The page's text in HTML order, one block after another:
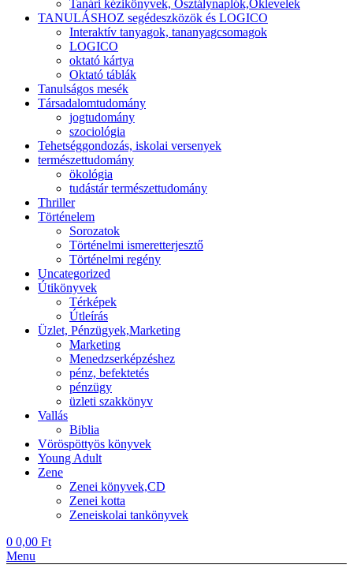
Tanári kézikönyvek, Osztálynaplók,Oklevelek
TANULÁSHOZ segédeszközök és LOGICO
Interaktív tanyagok, tananyagcsomagok
LOGICO
oktató kártya
Oktató táblák
Tanulságos mesék
Társadalomtudomány
jogtudomány
szociológia
Tehetséggondozás, iskolai versenyek
természettudomány
ökológia
tudástár természettudomány
Thriller
Történelem
Sorozatok
Történelmi ismeretterjesztő
Történelmi regény
Uncategorized
Útikönyvek
Térképek
Útleírás
Üzlet, Pénzügyek,Marketing
Marketing
Menedzserképzéshez
pénz, befektetés
pénzügy
üzleti szakkönyv
Vallás
Biblia
Vöröspöttyös könyvek
Young Adult
Zene
Zenei könyvek,CD
Zenei kotta
Zeneiskolai tankönyvek
0 0,00 Ft
Menu